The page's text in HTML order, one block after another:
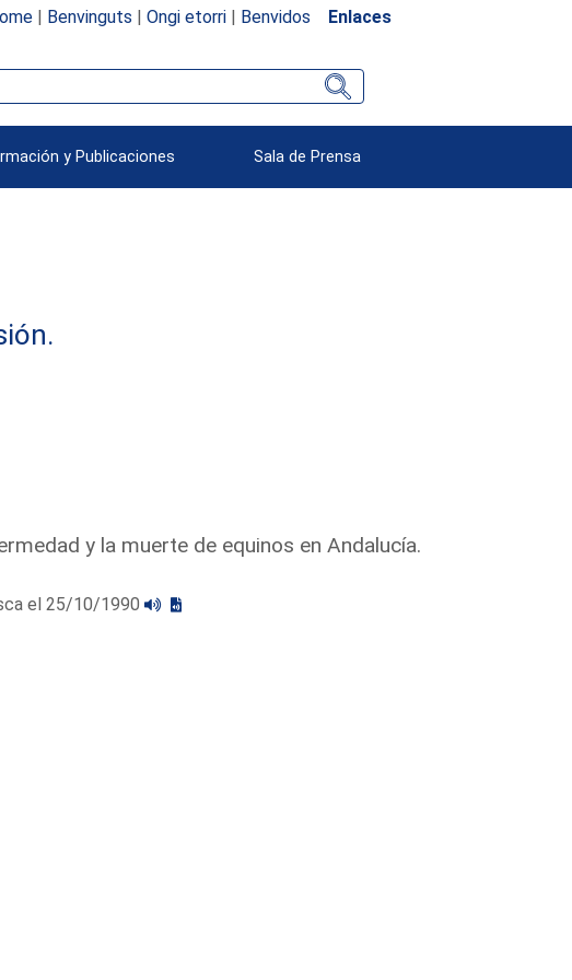
| Benvinguts | Ongi etorri| Benvidos Enlaces
y Publicaciones Sala de Prensa
y la muerte de equinos en Andalucía.
el 25/10/1990